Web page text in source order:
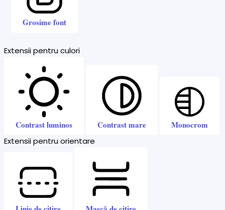
Grosime font
Extensii pentru culori
Contrast luminos Contrast mare Monocrom
Extensii pentru orientare